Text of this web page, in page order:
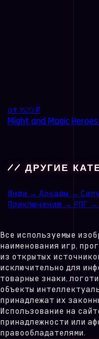
от 1620 ₽
Might and Magic Heroes
// ДРУГИЕ
Инди → Аркады →
Приключения → РПГ →
Все используемые
наименования игр,
из открытых
исключительно для
товарные знаки,
объекты
принадлежат их
Использование на
принадлежности или
правообладателями.